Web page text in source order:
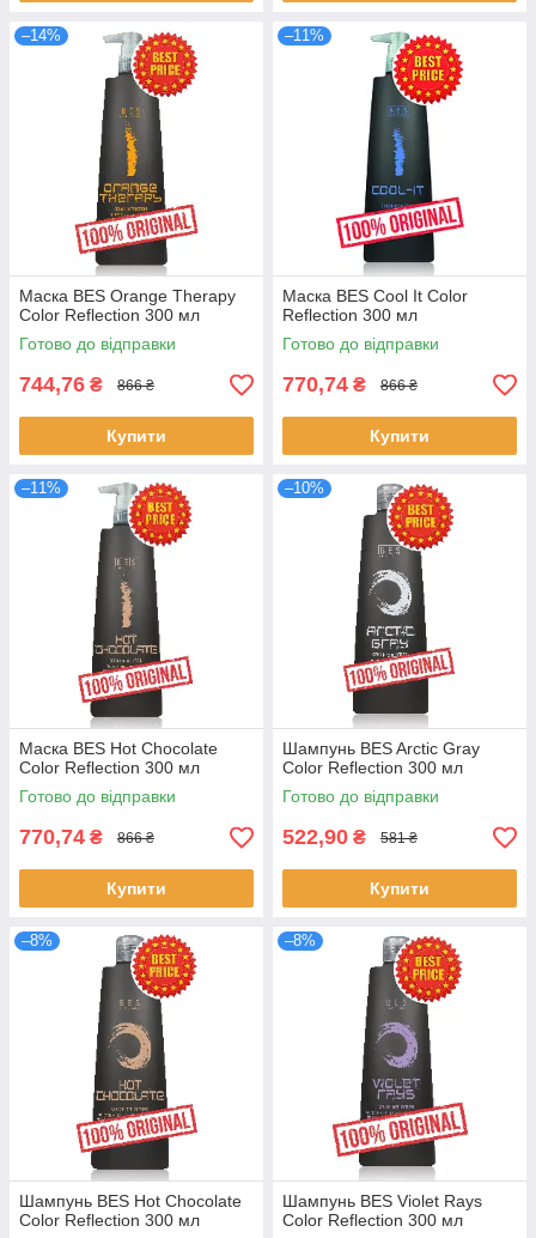
–14%
Маска BES Orange Therapy
Color Reflection 300 мл
Готово до відправки
744,76 ₴ 866 ₴
Купити
–11%
Маска BES Cool It Color
Reflection 300 мл
Готово до відправки
770,74 ₴ 866 ₴
Купити
–11%
Маска BES Hot Chocolate
Color Reflection 300 мл
Готово до відправки
770,74 ₴ 866 ₴
Купити
–10%
Шампунь BES Arctic Gray
Color Reflection 300 мл
Готово до відправки
522,90 ₴ 581 ₴
Купити
–8%
Шампунь BES Hot Chocolate
Color Reflection 300 мл
–8%
Шампунь BES Violet Rays
Color Reflection 300 мл